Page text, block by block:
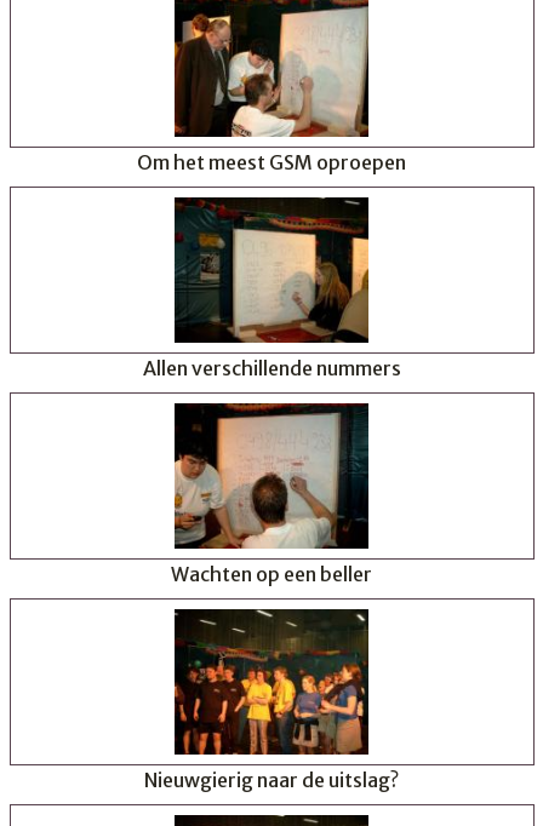
Om het meest GSM oproepen
Allen verschillende nummers
Wachten op een beller
Nieuwgierig naar de uitslag?